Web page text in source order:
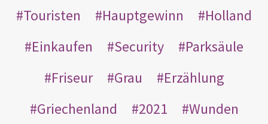
Touristen
Hauptgewinn
Holland
Einkaufen
Security
Parksäule
Friseur
Grau
Erzählung
Griechenland
2021 Wunden